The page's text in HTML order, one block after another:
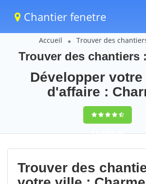
Chantier fenetre
Accueil Trouver des
Trouver des chantiers
Développer
d'affaire :
9,5(100%)58
votes
Trouver des